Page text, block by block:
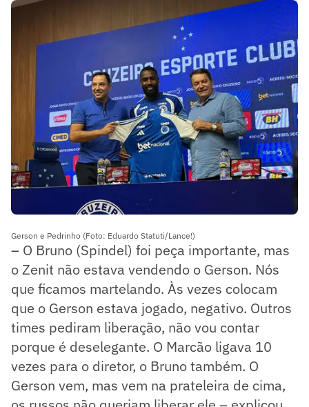
Gerson e Pedrinho (Foto: Eduardo Statuti/Lance!)
– O Bruno (Spindel) foi peça importante, mas
o Zenit não estava vendendo o Gerson. Nós
que ficamos martelando. Às vezes colocam
que o Gerson estava jogado, negativo. Outros
times pediram liberação, não vou contar
porque é deselegante. O Marcão ligava 10
vezes para o diretor, o Bruno também. O
Gerson vem, mas vem na prateleira de cima,